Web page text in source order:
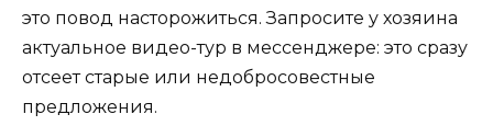
это повод насторожиться. Запросите у хозяина
актуальное видео-тур в мессенджере: это сразу
отсеет старые или недобросовестные
предложения.